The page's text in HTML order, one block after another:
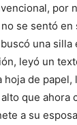
por
se sentó en
una silla
leyó un
de papel,
que ahora
a su